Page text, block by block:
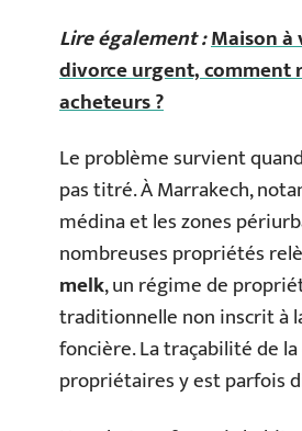
Lire également :Maison à
divorce urgent, comment
acheteurs ?
Le problème survient
pas titré. À Marrakech,
médina et les zones
nombreuses propriétés
melk, un régime de
traditionnelle non inscrit à
foncière. La traçabilité de
propriétaires y est parfois